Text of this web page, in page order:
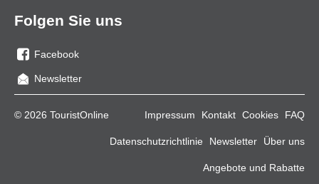
Folgen Sie uns
Sie
uns
Facebook
Newsletter
© 2026 TouristOnline Impressum Kontakt Cookies FAQ
Datenschutzrichtlinie Newsletter Über uns
Angebote und Rabatte